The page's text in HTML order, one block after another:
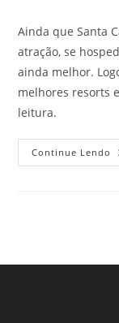
Ainda que Santa
atração, se
ainda melhor.
melhores resorts
leitura.
Continue Lendo